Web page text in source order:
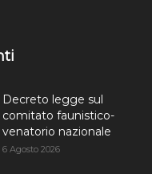
Decreto legge sul
comitato faunistico-
venatorio nazionale
6 Agosto 2026